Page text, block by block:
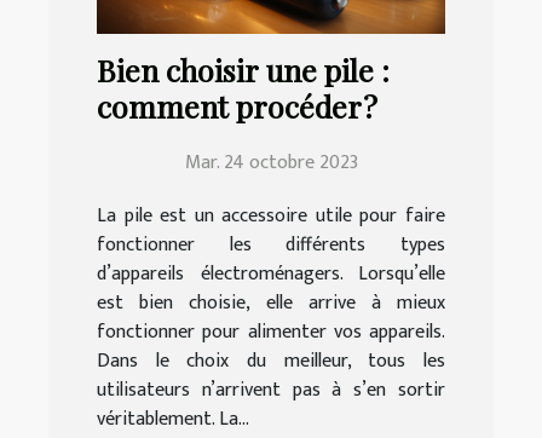
Bien choisir une pile :
comment procéder ?
Mar. 24 octobre 2023
La pile est un accessoire utile pour faire
fonctionner les différents types
d’appareils électroménagers. Lorsqu’elle
est bien choisie, elle arrive à mieux
fonctionner pour alimenter vos appareils.
Dans le choix du meilleur, tous les
utilisateurs n’arrivent pas à s’en sortir
véritablement. La...